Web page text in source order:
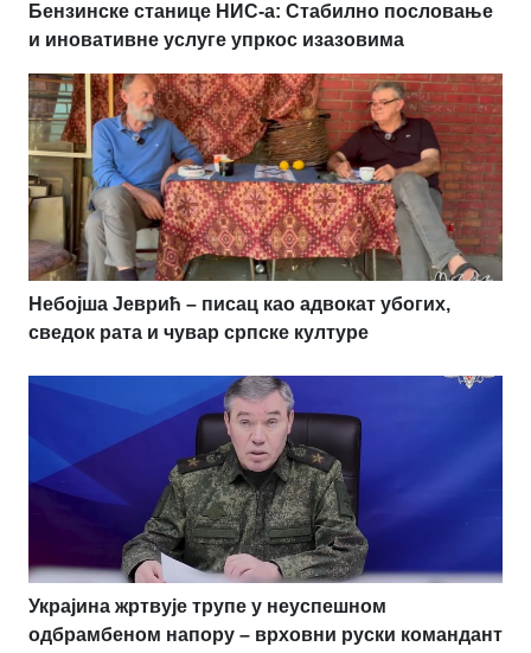
Бензинске станице НИС-а: Стабилно пословање
и иновативне услуге упркос изазовима
Небојша Јеврић – писац као адвокат убогих,
сведок рата и чувар српске културе
Украјина жртвује трупе у неуспешном
одбрамбеном напору – врховни руски командант